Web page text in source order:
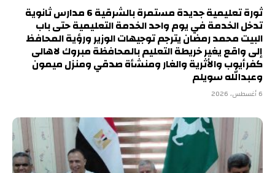
ثورة تعليمية جديدة مستمرة بالشرقية 6 مدارس ثانوية
تدخل الخدمة في يوم واحد الخدمة التعليمية حتى باب
البيت محمد رمضان يترجم توجيهات الوزير ورؤية المحافظ
إلى واقع يغير خريطة التعليم بالمحافظة مبروك لاهالى
كفرأيوب والأثرية والغار ومنشأة صدقي ومنزل ميمون
وعبدالله سويلم
6 أغسطس، 2026